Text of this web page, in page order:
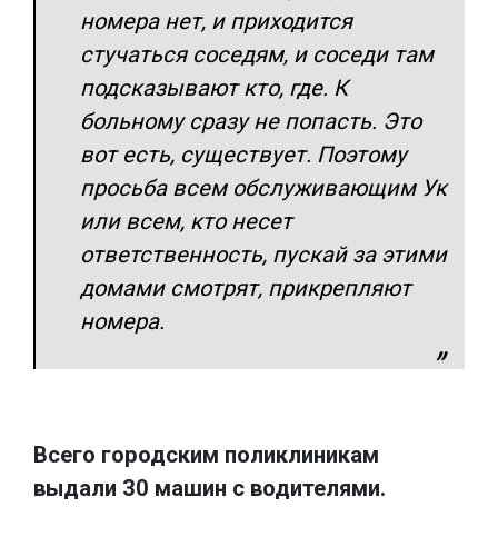
номера нет, и приходится
стучаться соседям, и соседи там
подсказывают кто, где. К
больному сразу не попасть. Это
вот есть, существует. Поэтому
просьба всем обслуживающим Ук
или всем, кто несет
ответственность, пускай за этими
домами смотрят, прикрепляют
номера.
Всего городским поликлиникам
выдали 30 машин с водителями.